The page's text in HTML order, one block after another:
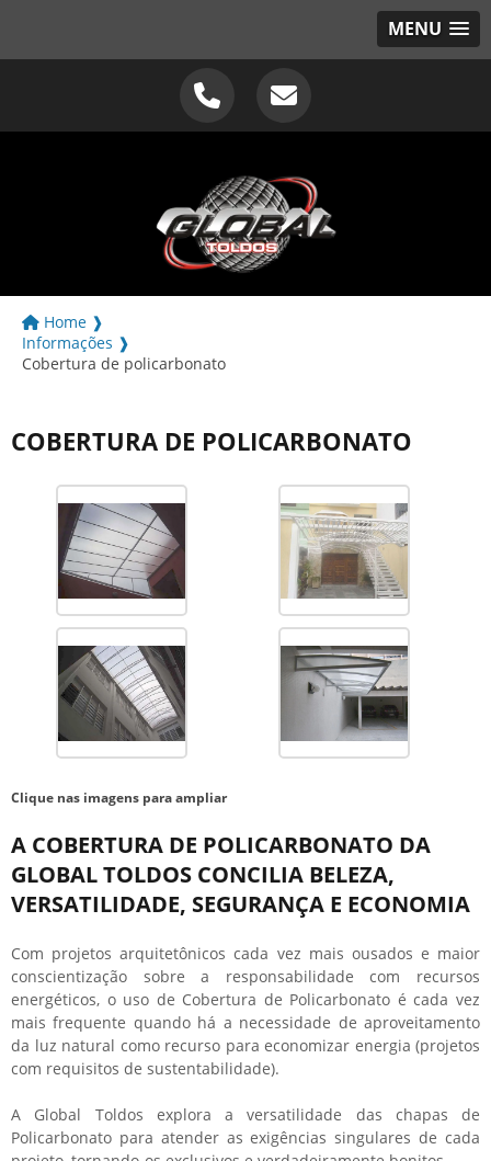
MENU
Home ❱
Informações ❱
Cobertura de policarbonato
COBERTURA DE POLICARBONATO
Clique nas imagens para ampliar
A COBERTURA DE POLICARBONATO DA
GLOBAL TOLDOS CONCILIA BELEZA,
VERSATILIDADE, SEGURANÇA E ECONOMIA
Com projetos arquitetônicos cada vez mais ousados e maior
conscientização sobre a responsabilidade com recursos
energéticos, o uso de Cobertura de Policarbonato é cada vez
mais frequente quando há a necessidade de aproveitamento
da luz natural como recurso para economizar energia (projetos
com requisitos de sustentabilidade).
A Global Toldos explora a versatilidade das chapas de
Policarbonato para atender as exigências singulares de cada